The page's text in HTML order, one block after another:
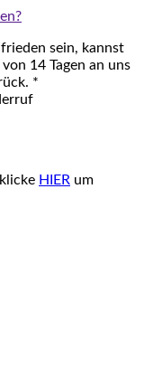
sein, kannst
14 Tagen an uns
*
HIER um